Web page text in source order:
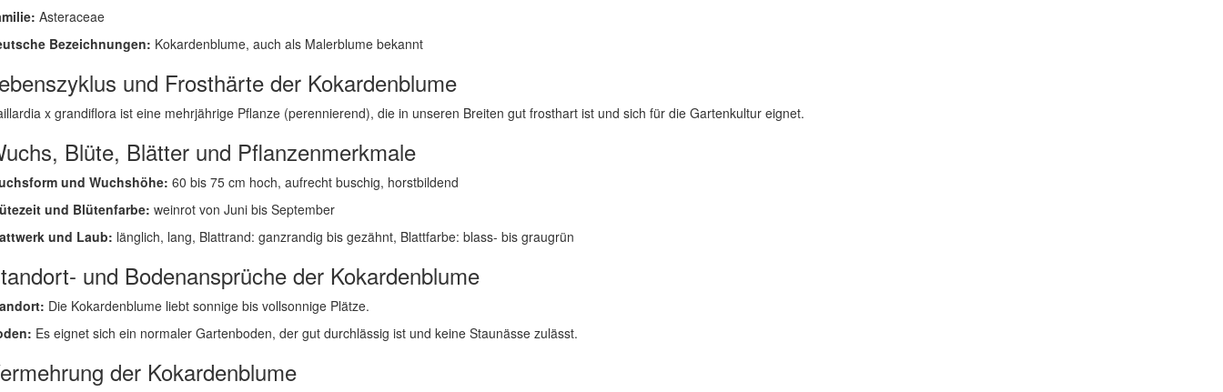
Asteraceae
Bezeichnungen: Kokardenblume, auch als Malerblume bekannt
und Frosthärte der Kokardenblume
x grandiflora ist eine mehrjährige Pflanze (perennierend), die in unseren Breiten gut frosthart ist und sich für die Gartenkultur eignet.
Blüte, Blätter und Pflanzenmerkmale
und Wuchshöhe: 60 bis 75 cm hoch, aufrecht buschig, horstbildend
und Blütenfarbe: weinrot von Juni bis September
und Laub: länglich, lang, Blattrand: ganzrandig bis gezähnt, Blattfarbe: blass- bis graugrün
und Bodenansprüche der Kokardenblume
Die Kokardenblume liebt sonnige bis vollsonnige Plätze.
Es eignet sich ein normaler Gartenboden, der gut durchlässig ist und keine Staunässe zulässt.
der Kokardenblume